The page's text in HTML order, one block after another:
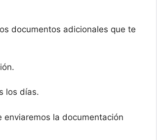
documentos adicionales que te
los días.
la documentación